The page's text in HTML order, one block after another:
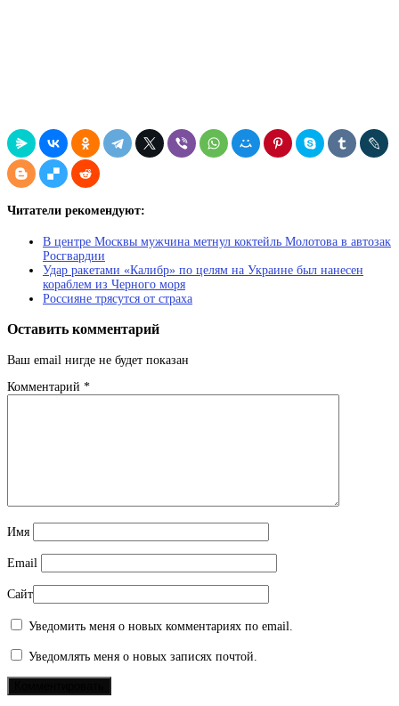
Читатели рекомендуют:
В центре Москвы мужчина метнул коктейль Молотова в автозак
Росгвардии
Удар ракетами «Калибр» по целям на Украине был нанесен
кораблем из Черного моря
Россияне трясутся от страха
Оставить комментарий
Ваш email нигде не будет показан
Комментарий *
Имя
Email
Сайт
Уведомить меня о новых комментариях по email.
Уведомлять меня о новых записях почтой.